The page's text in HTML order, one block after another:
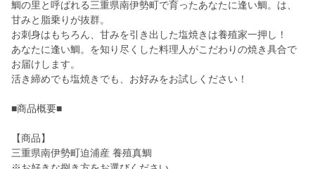
鯛の里と呼ばれる三重県南伊勢町で育ったあなたに逢い鯛。は、
甘みと脂乗りが抜群。
お刺身はもちろん、甘みを引き出した塩焼きは養殖家一押し！
あなたに逢い鯛。を知り尽くした料理人がこだわりの焼き具合で
お届けします。
活き締めでも塩焼きでも、お好みをお試しください！
■商品概要■
【商品】
三重県南伊勢町迫浦産 養殖真鯛